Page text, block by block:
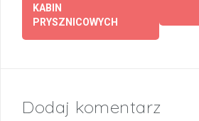
KABIN
PRYSZNICOWYCH
Dodaj komentarz